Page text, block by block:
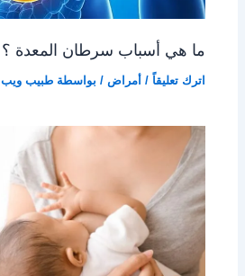
ما هي أسباب سرطان المعدة ؟
اترك تعليقاً / أمراض / بواسطة طبيب ويب